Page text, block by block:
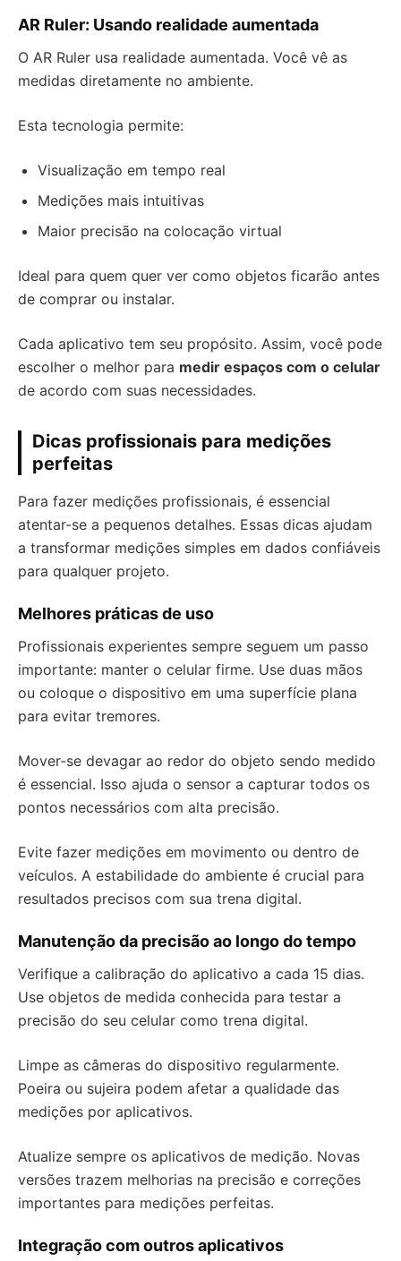
AR Ruler: Usando realidade aumentada
O AR Ruler usa realidade aumentada. Você vê as
medidas diretamente no ambiente.
Esta tecnologia permite:
Visualização em tempo real
Medições mais intuitivas
Maior precisão na colocação virtual
Ideal para quem quer ver como objetos ficarão antes
de comprar ou instalar.
Cada aplicativo tem seu propósito. Assim, você pode
escolher o melhor para medir espaços com o celular
de acordo com suas necessidades.
Dicas profissionais para medições
perfeitas
Para fazer medições profissionais, é essencial
atentar-se a pequenos detalhes. Essas dicas ajudam
a transformar medições simples em dados confiáveis
para qualquer projeto.
Melhores práticas de uso
Profissionais experientes sempre seguem um passo
importante: manter o celular firme. Use duas mãos
ou coloque o dispositivo em uma superfície plana
para evitar tremores.
Mover-se devagar ao redor do objeto sendo medido
é essencial. Isso ajuda o sensor a capturar todos os
pontos necessários com alta precisão.
Evite fazer medições em movimento ou dentro de
veículos. A estabilidade do ambiente é crucial para
resultados precisos com sua trena digital.
Manutenção da precisão ao longo do tempo
Verifique a calibração do aplicativo a cada 15 dias.
Use objetos de medida conhecida para testar a
precisão do seu celular como trena digital.
Limpe as câmeras do dispositivo regularmente.
Poeira ou sujeira podem afetar a qualidade das
medições por aplicativos.
Atualize sempre os aplicativos de medição. Novas
versões trazem melhorias na precisão e correções
importantes para medições perfeitas.
Integração com outros aplicativos